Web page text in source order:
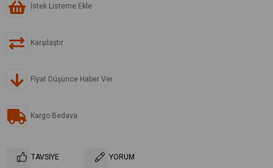
İstek Listeme Ekle
Karşılaştır
Fiyat Düşünce Haber Ver
Kargo Bedava
TAVSIYE YORUM